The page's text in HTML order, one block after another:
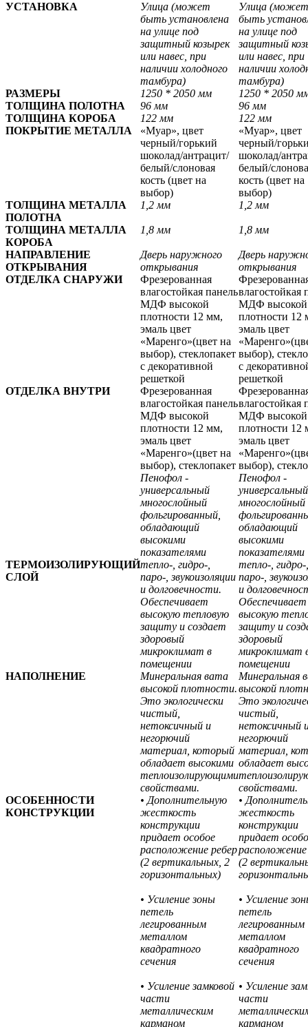
УСТАНОВКА
Улица (может
быть установлена
на улице под
защитный козырек
или навес, при
наличии холодного
тамбура)
Улица (может
быть
на улице под
защитный
или навес, при
наличии
тамбура)
РАЗМЕРЫ
1250 * 2050 мм
1250 * 2050
ТОЛЩИНА ПОЛОТНА
96 мм
96 мм
ТОЛЩИНА КОРОБА
122 мм
122 мм
ПОКРЫТИЕ МЕТАЛЛА
«Муар», цвет
черный/горький
шоколад/антрацит/
белый/слоновая
кость (цвет на
выбор)
«Муар», цвет
черный/
шоколад/
белый/
кость (цвет на
выбор)
ТОЛЩИНА МЕТАЛЛА
ПОЛОТНА
1,2 мм 1,2 мм
ТОЛЩИНА МЕТАЛЛА
КОРОБА
1,8 мм 1,8 мм
НАПРАВЛЕНИЕ
ОТКРЫВАНИЯ
Дверь наружного
открывания
Дверь
открывания
ОТДЕЛКА СНАРУЖИ
Фрезерованная
влагостойкая панель
МДФ высокой
плотности 12 мм,
эмаль цвет
«Маренго»(цвет на
выбор), стеклопакет
с декоративной
решеткой
влагостойкая
МДФ высокой
плотности 12
эмаль цвет
выбор),
с
решеткой
ОТДЕЛКА ВНУТРИ
Фрезерованная
влагостойкая панель
МДФ высокой
плотности 12 мм,
эмаль цвет
«Маренго»(цвет на
выбор), стеклопакет
влагостойкая
МДФ высокой
плотности 12
эмаль цвет
выбор),
ТЕРМОИЗОЛИРУЮЩИЙ
СЛОЙ
Пенофол -
универсальный
многослойный
фольгированный,
обладающий
высокими
показателями
тепло-, гидро-,
паро-, звукоизоляции
и долговечности.
Обеспечивает
высокую тепловую
защиту и создает
здоровый
микроклимат в
помещении
Пенофол -
универсальный
многослойный
обладающий
высокими
показателями
тепло-, гидро-,
паро-,
и
Обеспечивает
высокую
защиту и
здоровый
микроклимат
помещении
НАПОЛНЕНИЕ
Минеральная вата
высокой плотности.
Это экологически
чистый,
нетоксичный и
негорючий
материал, который
обладает высокими
теплоизолирующими
свойствами.
Минеральная
высокой
Это
чистый,
нетоксичный
негорючий
материал,
обладает
свойствами.
ОСОБЕННОСТИ
КОНСТРУКЦИИ
• Дополнительную
жесткость
конструкции
придает особое
расположение ребер
(2 вертикальных, 2
горизонтальных)
• Усиление зоны
петель
легированным
металлом
квадратного
сечения
• Усиление замковой
части
металлическим
карманом
•
жесткость
конструкции
придает
расположение
(2
• Усиление
петель
легированным
металлом
квадратного
сечения
• Усиление
части
карманом